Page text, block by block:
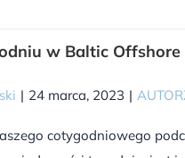
w Baltic
| 24 marca, 2023 |
cotygodniowego